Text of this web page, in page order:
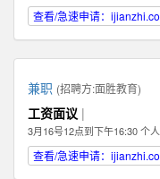
查看/急速申请：
兼职 (招聘方:面胜教育)
工资面议 |
3月16号12点到下午16:30 个
查看/急速申请：